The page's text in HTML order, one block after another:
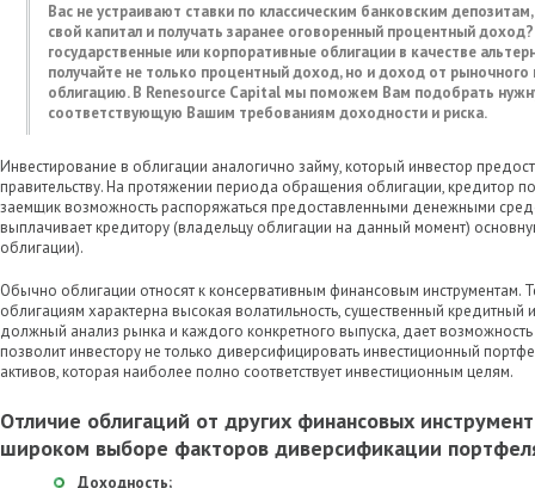
Вас не устраивают ставки по классическим банковским
свой капитал и получать заранее оговоренный процентный
государственные или корпоративные облигации в качестве
получайте не только процентный доход, но и доход от рыночного
облигацию. В Renesource Capital мы поможем Вам подобрать
соответствующую Вашим требованиям доходности и риска.
Инвестирование в облигации аналогично займу, который инвестор
правительству. На протяжении периода обращения облигации, кредитор
заемщик возможность распоряжаться предоставленными денежными
выплачивает кредитору (владельцу облигации на данный момент)
облигации).
Обычно облигации относят к консервативным финансовым инструментам.
облигациям характерна высокая волатильность, существенный
должный анализ рынка и каждого конкретного выпуска, дает
позволит инвестору не только диверсифицировать инвестиционный
активов, которая наиболее полно соответствует инвестиционным целям.
Отличие облигаций от других финансовых
широком выборе факторов диверсификации
Доходность;